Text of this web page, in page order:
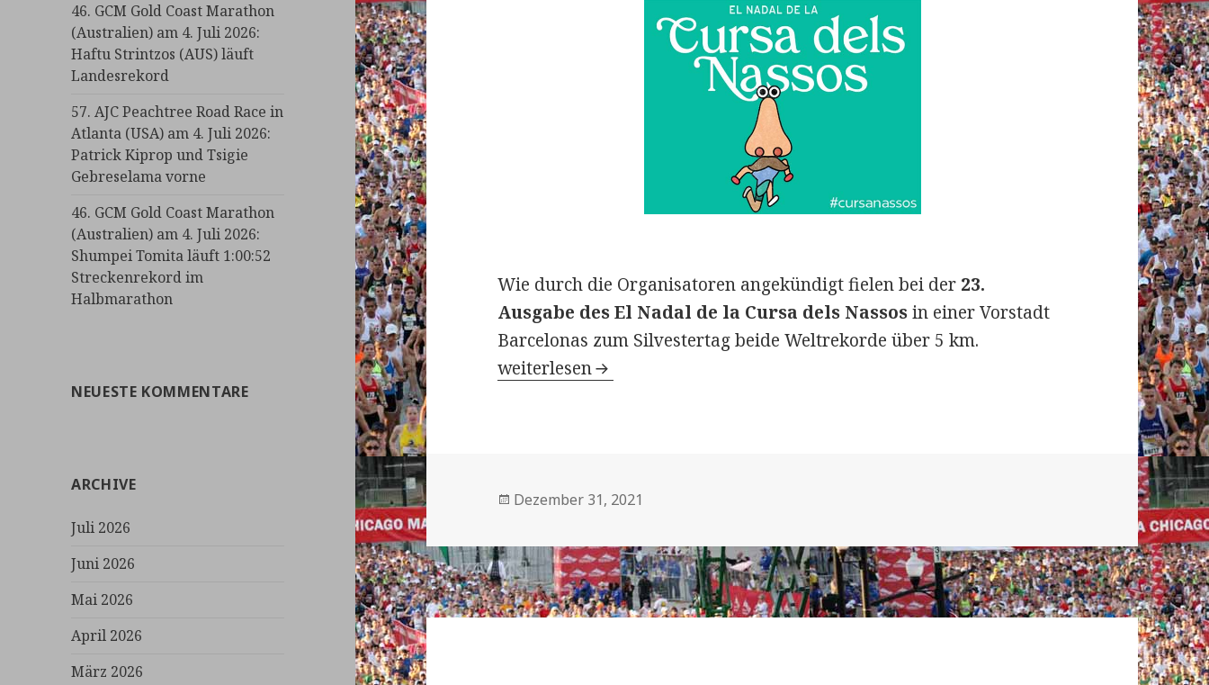
46. GCM Gold Coast Marathon
(Australien) am 4. Juli 2026:
Haftu Strintzos (AUS) läuft
Landesrekord
57. AJC Peachtree Road Race in
Atlanta (USA) am 4. Juli 2026:
Patrick Kiprop und Tsigie
Gebreselama vorne
46. GCM Gold Coast Marathon
(Australien) am 4. Juli 2026:
Shumpei Tomita läuft 1:00:52
Streckenrekord im
Halbmarathon
NEUESTE KOMMENTARE
ARCHIVE
Juli 2026
Juni 2026
Mai 2026
April 2026
März 2026
Wie durch die Organisatoren angekündigt fielen bei der 23.
Ausgabe des El Nadal de la Cursa dels Nassosin einer Vorstadt
Barcelonas zum Silvestertag beide Weltrekorde über 5 km.
23. El Nadal de la Cursa dels Nassos (Barcelona) am 31. Dezember 2021: 5 km-
weiterlesen
Veröffentlicht
Dezember 31, 2021